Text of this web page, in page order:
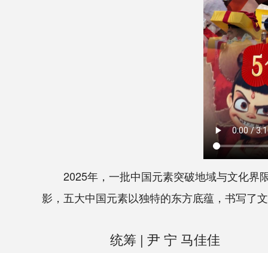
2025年，一批中国元素突破地域与文化界
影，五大中国元素以独特的东方底蕴，书写了
统筹 | 尹 宁 马佳佳